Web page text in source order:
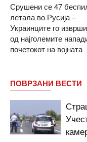
Срушени се 47
летала во Русија –
Украинците го
од најголемите
почетокот на војната
ПОВРЗАНИ ВЕСТИ